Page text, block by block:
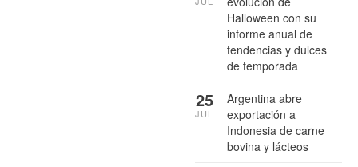
Halloween con su
informe anual de
tendencias y dulces
de temporada
Argentina abre
exportación a
Indonesia de carne
bovina y lácteos
25
JUL